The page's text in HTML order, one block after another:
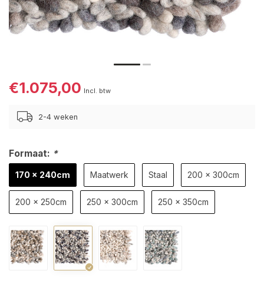
€1.075,00 Incl. btw
2-4 weken
Formaat: *
170 x 240cm Maatwerk Staal 200 x 300cm
200 x 250cm 250 x 300cm 250 x 350cm